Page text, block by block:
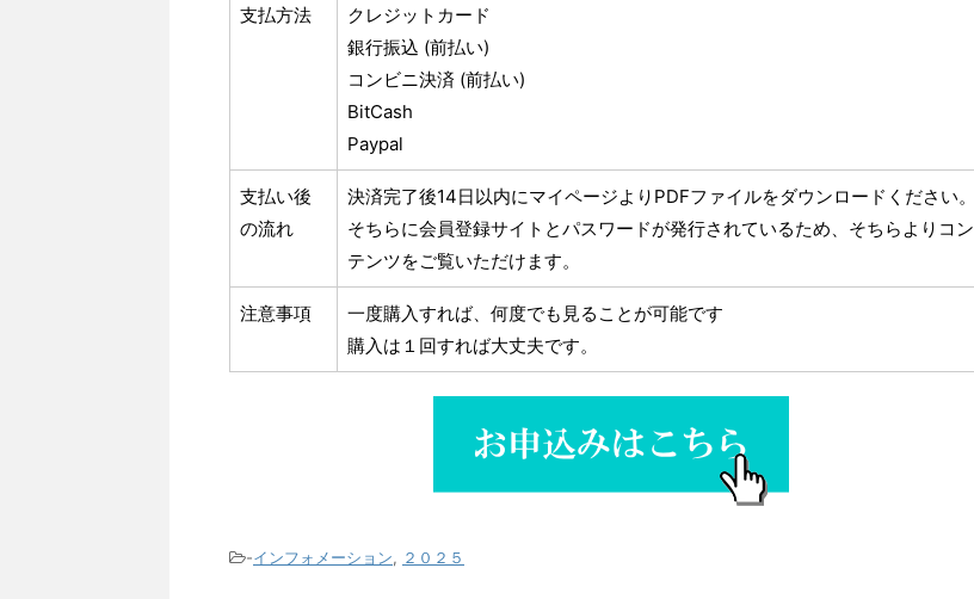
支払方法
クレジットカード
銀行振込 (前払い)
コンビニ決済 (前払い)
BitCash
Paypal
支払い後
の流れ
決済完了後14日以内にマイページよりPDFファイルをダウンロードください。
そちらに会員登録サイトとパスワードが発行されているため、そちらよりコン
テンツをご覧いただけます。
注意事項
一度購入すれば、何度でも見ることが可能です
購入は１回すれば大丈夫です。
-インフォメーション, ２０２５